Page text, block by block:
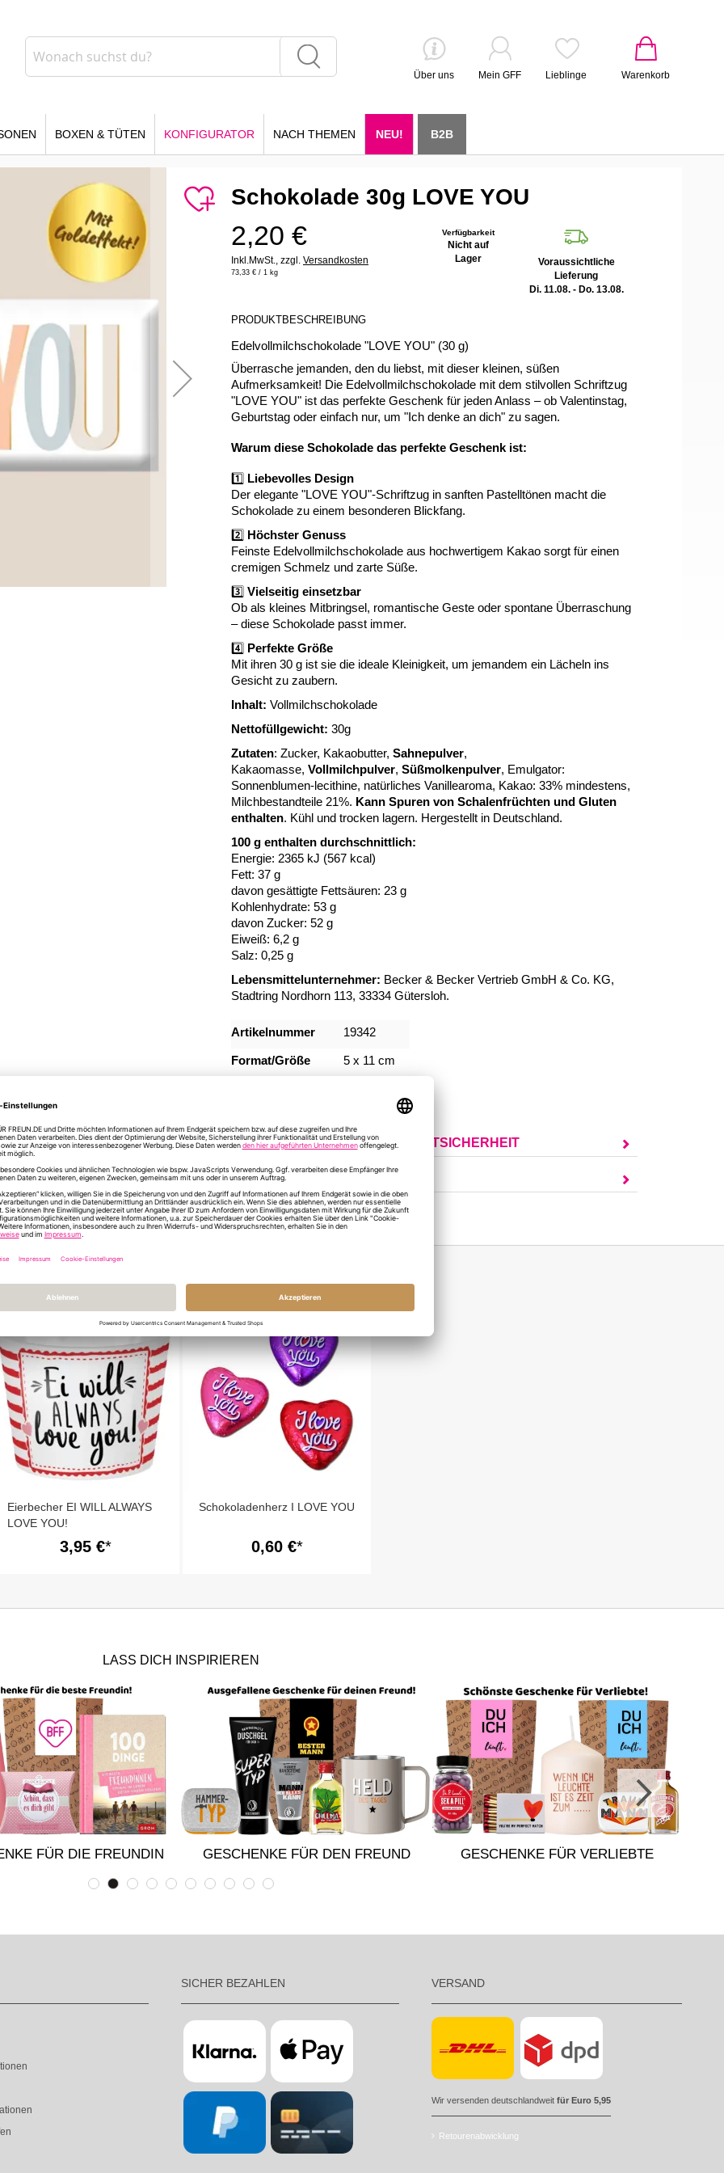
Warenkorb
Über uns Mein GFF Lieblinge
BOXEN & TÜTEN KONFIGURATOR NACH THEMEN NEU! B2B
Schokolade 30g LOVE YOU
2,20 €
Inkl.MwSt., zzgl. Versandkosten
73,33 € / 1 kg
Verfügbarkeit
Nicht auf
Lager
Voraussichtliche
Lieferung
Di. 11.08. - Do. 13.08.
PRODUKTBESCHREIBUNG
Edelvollmilchschokolade "LOVE YOU" (30 g)
Überrasche jemanden, den du liebst, mit dieser kleinen, süßen
Aufmerksamkeit! Die Edelvollmilchschokolade mit dem stilvollen Schriftzug
"LOVE YOU" ist das perfekte Geschenk für jeden Anlass – ob Valentinstag,
Geburtstag oder einfach nur, um "Ich denke an dich" zu sagen.
Warum diese Schokolade das perfekte Geschenk ist:
1️⃣ Liebevolles Design
Der elegante "LOVE YOU"-Schriftzug in sanften Pastelltönen macht die
Schokolade zu einem besonderen Blickfang.
2️⃣ Höchster Genuss
Feinste Edelvollmilchschokolade aus hochwertigem Kakao sorgt für einen
cremigen Schmelz und zarte Süße.
3️⃣ Vielseitig einsetzbar
Ob als kleines Mitbringsel, romantische Geste oder spontane Überraschung
– diese Schokolade passt immer.
4️⃣ Perfekte Größe
Mit ihren 30 g ist sie die ideale Kleinigkeit, um jemandem ein Lächeln ins
Gesicht zu zaubern.
Inhalt: Vollmilchschokolade
Nettofüllgewicht: 30g
Zutaten: Zucker, Kakaobutter, Sahnepulver,
Kakaomasse, Vollmilchpulver, Süßmolkenpulver, Emulgator:
Sonnenblumen-lecithine, natürliches Vanillearoma, Kakao: 33% mindestens,
Milchbestandteile 21%. Kann Spuren von Schalenfrüchten und Gluten
enthalten. Kühl und trocken lagern. Hergestellt in Deutschland.
100 g enthalten durchschnittlich:
Energie: 2365 kJ (567 kcal)
Fett: 37 g
davon gesättigte Fettsäuren: 23 g
Kohlenhydrate: 53 g
davon Zucker: 52 g
Eiweiß: 6,2 g
Salz: 0,25 g
Lebensmittelunternehmer: Becker & Becker Vertrieb GmbH & Co. KG,
Stadtring Nordhorn 113, 33334 Gütersloh.
Mehr
Artikelnummer 19342
Format/Größe 5 x 11 cm
INFORMATIONEN ZUR PRODUKTSICHERHEIT
DU HAST NOCH FRAGEN?
Eierbecher EI WILL ALWAYS
LOVE YOU!
3,95 €
Schokoladenherz I LOVE YOU
0,60 €
LASS DICH INSPIRIEREN
FÜR DIE FREUNDIN GESCHENKE FÜR DEN FREUND GESCHENKE FÜR VERLIEBTE
SICHER BEZAHLEN VERSAND
Wir versenden deutschlandweit für Euro 5,95
Retourenabwicklung